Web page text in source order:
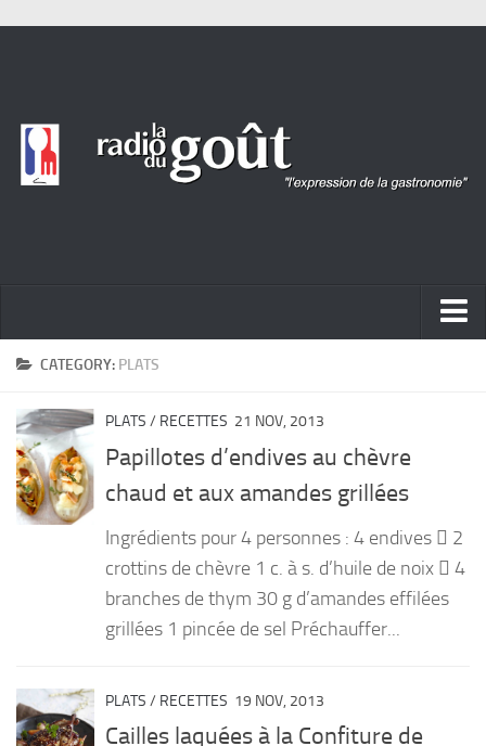
ACTUALITÉ
PORTRAITS
LIVRES
PRODUITS
Sauces
CATEGORY: PLATS
PLATS / RECETTES 21 NOV, 2013
Papillotes d’endives au chèvre
chaud et aux amandes grillées
Ingrédients pour 4 personnes : 4 endives  2
crottins de chèvre 1 c. à s. d’huile de noix  4
branches de thym 30 g d’amandes effilées
grillées 1 pincée de sel Préchauffer...
PLATS / RECETTES 19 NOV, 2013
Cailles laquées à la Confiture de